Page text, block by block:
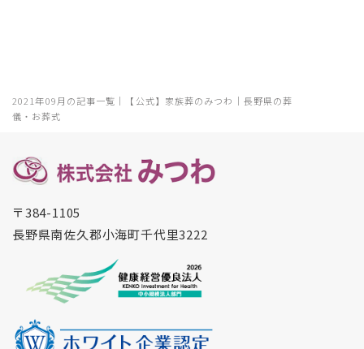
2021年09月の記事一覧｜【公式】家族葬のみつわ｜長野県の葬
儀・お葬式
〒384-1105
長野県南佐久郡小海町千代里3222